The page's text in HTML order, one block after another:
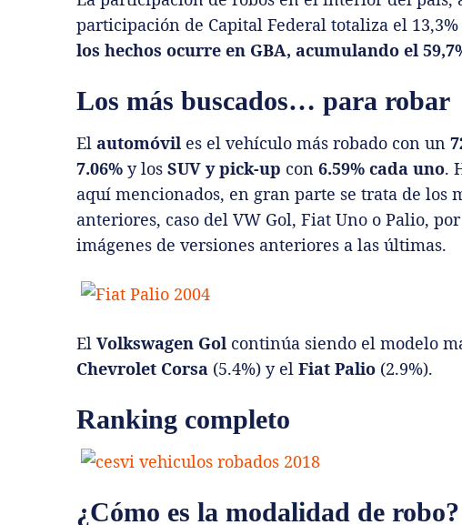
participación de Capital Federal totaliza el
los hechos ocurre en GBA, acumulando el
Los más buscados… para robar
El automóvil es el vehículo más robado con un
7.06% y los SUV y pick-up con 6.59% cada uno.
aquí mencionados, en gran parte se trata de los
anteriores, caso del VW Gol, Fiat Uno o Palio,
imágenes de versiones anteriores a las últimas.
El Volkswagen Gol continúa siendo el modelo
Chevrolet Corsa (5.4%) y el Fiat Palio (2.9%).
Ranking completo
¿Cómo es la modalidad de robo?